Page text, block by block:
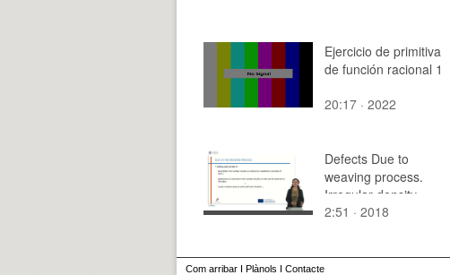
Ejercicio de primitiva
de función racional 1
20:17 · 2022
Defects Due to
weaving process.
Irregular density
2:51 · 2018
Com arribar I Plànols I Contacte